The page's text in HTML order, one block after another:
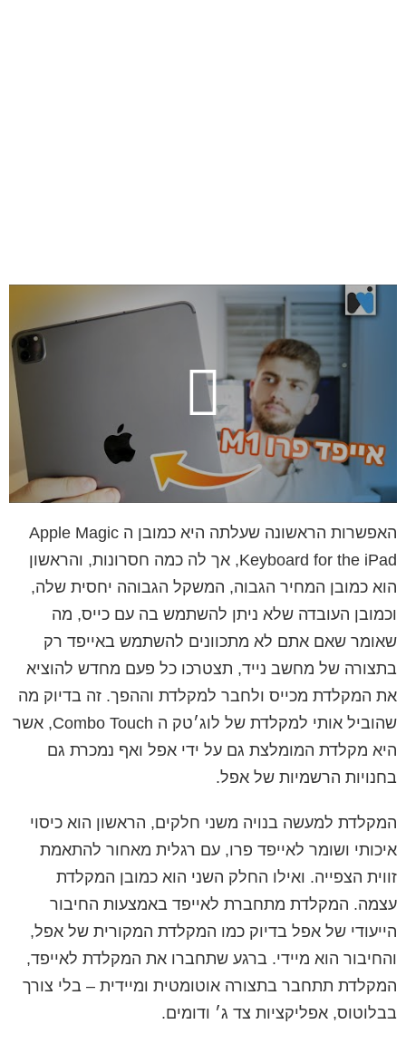
האפשרות הראשונה שעלתה היא כמובן ה Apple Magic
Keyboard for the iPad, אך לה כמה חסרונות, והראשון
הוא כמובן המחיר הגבוה, המשקל הגבוהה יחסית שלה,
וכמובן העובדה שלא ניתן להשתמש בה עם כייס, מה
שאומר שאם אתם לא מתכוונים להשתמש באייפד רק
בתצורה של מחשב נייד, תצטרכו כל פעם מחדש להוציא
את המקלדת מכייס ולחבר למקלדת וההפך. זה בדיוק מה
שהוביל אותי למקלדת של לוג׳טק ה Combo Touch, אשר
היא מקלדת המומלצת גם על ידי אפל ואף נמכרת גם
בחנויות הרשמיות של אפל.
המקלדת למעשה בנויה משני חלקים, הראשון הוא כיסוי
איכותי ושומר לאייפד פרו, עם רגלית מאחור להתאמת
זווית הצפייה. ואילו החלק השני הוא כמובן המקלדת
עצמה. המקלדת מתחברת לאייפד באמצעות החיבור
הייעודי של אפל בדיוק כמו המקלדת המקורית של אפל,
והחיבור הוא מיידי. ברגע שתחברו את המקלדת לאייפד,
המקלדת תתחבר בתצורה אוטומטית ומיידית – בלי צורך
בבלוטוס, אפליקציות צד ג׳ ודומים.